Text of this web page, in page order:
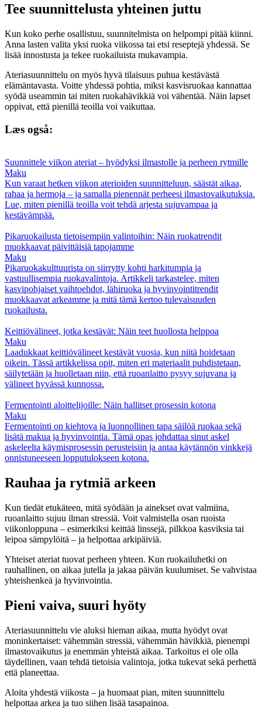
Tee suunnittelusta yhteinen juttu
Kun koko perhe osallistuu, suunnitelmista on helpompi pitää kiinni.
Anna lasten valita yksi ruoka viikossa tai etsi reseptejä yhdessä. Se
lisää innostusta ja tekee ruokailuista mukavampia.
Ateriasuunnittelu on myös hyvä tilaisuus puhua kestävästä
elämäntavasta. Voitte yhdessä pohtia, miksi kasvisruokaa kannattaa
syödä useammin tai miten ruokahävikkiä voi vähentää. Näin lapset
oppivat, että pienillä teoilla voi vaikuttaa.
Læs også:
Suunnittele viikon ateriat – hyödyksi ilmastolle ja perheen rytmille
Maku
Kun varaat hetken viikon aterioiden suunnitteluun, säästät aikaa,
rahaa ja hermoja – ja samalla pienennät perheesi ilmastovaikutuksia.
Lue, miten pienillä teoilla voit tehdä arjesta sujuvampaa ja
kestävämpää.
Pikaruokailusta tietoisempiin valintoihin: Näin ruokatrendit
muokkaavat päivittäisiä tapojamme
Maku
Pikaruokakulttuurista on siirrytty kohti harkitumpia ja
vastuullisempia ruokavalintoja. Artikkeli tarkastelee, miten
kasvipohjaiset vaihtoehdot, lähiruoka ja hyvinvointitrendit
muokkaavat arkeamme ja mitä tämä kertoo tulevaisuuden
ruokailusta.
Keittiövälineet, jotka kestävät: Näin teet huollosta helppoa
Maku
Laadukkaat keittiövälineet kestävät vuosia, kun niitä hoidetaan
oikein. Tässä artikkelissa opit, miten eri materiaalit puhdistetaan,
säilytetään ja huolletaan niin, että ruoanlaitto pysyy sujuvana ja
välineet hyvässä kunnossa.
Fermentointi aloittelijoille: Näin hallitset prosessin kotona
Maku
Fermentointi on kiehtova ja luonnollinen tapa säilöä ruokaa sekä
lisätä makua ja hyvinvointia. Tämä opas johdattaa sinut askel
askeleelta käymisprosessin perusteisiin ja antaa käytännön vinkkejä
onnistuneeseen lopputulokseen kotona.
Rauhaa ja rytmiä arkeen
Kun tiedät etukäteen, mitä syödään ja ainekset ovat valmiina,
ruoanlaitto sujuu ilman stressiä. Voit valmistella osan ruoista
viikonloppuna – esimerkiksi keittää linssejä, pilkkoa kasviksia tai
leipoa sämpylöitä – ja helpottaa arkipäiviä.
Yhteiset ateriat tuovat perheen yhteen. Kun ruokailuhetki on
rauhallinen, on aikaa jutella ja jakaa päivän kuulumiset. Se vahvistaa
yhteishenkeä ja hyvinvointia.
Pieni vaiva, suuri hyöty
Ateriasuunnittelu vie aluksi hieman aikaa, mutta hyödyt ovat
moninkertaiset: vähemmän stressiä, vähemmän hävikkiä, pienempi
ilmastovaikutus ja enemmän yhteistä aikaa. Tarkoitus ei ole olla
täydellinen, vaan tehdä tietoisia valintoja, jotka tukevat sekä perhettä
että planeettaa.
Aloita yhdestä viikosta – ja huomaat pian, miten suunnittelu
helpottaa arkea ja tuo siihen lisää tasapainoa.